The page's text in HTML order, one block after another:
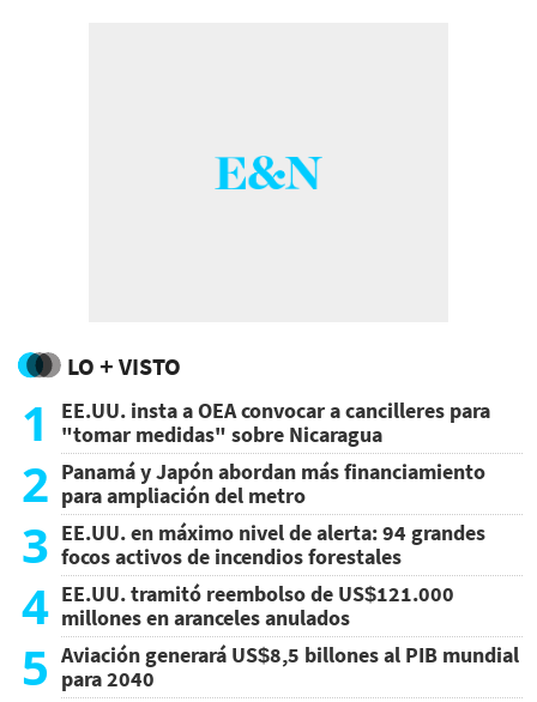
LO + VISTO
1
EE.UU. insta a OEA convocar a cancilleres para
"tomar medidas" sobre Nicaragua
2 Panamá y Japón abordan más financiamiento
para ampliación del metro
3 EE.UU. en máximo nivel de alerta: 94 grandes
focos activos de incendios forestales
4 EE.UU. tramitó reembolso de US$121.000
millones en aranceles anulados
5 Aviación generará US$8,5 billones al PIB mundial
para 2040